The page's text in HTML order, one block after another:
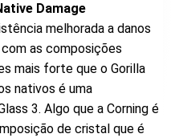
Damage
melhorada a danos
as composições
mais forte que o Gorilla
nativos é uma
3. Algo que a Corning é
de cristal que é